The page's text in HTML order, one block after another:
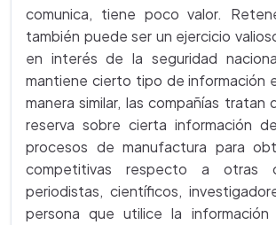
comunica, tiene poco valor.
también puede ser un ejercicio
en interés de la seguridad
mantiene cierto tipo de información
manera similar, las compañías tratan
reserva sobre cierta información
procesos de manufactura para
competitivas respecto a otras
periodistas, científicos,
persona que utilice la